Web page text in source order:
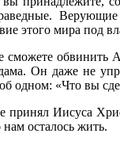
этого мира под
обвинить
Он даже не
одном: «Что вы
Иисуса
нам осталось жить.